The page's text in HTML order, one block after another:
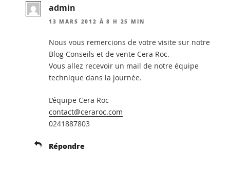
admin
13 MARS 2012 À 8 H 25 MIN
Nous vous remercions de votre visite sur notre
Blog Conseils et de vente Cera Roc.
Vous allez recevoir un mail de notre équipe
technique dans la journée.
L’équipe Cera Roc
contact@ceraroc.com
0241887803
Répondre